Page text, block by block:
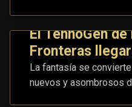
El TennoGen
Fronteras
La fantasía se
nuevos y asombrosos